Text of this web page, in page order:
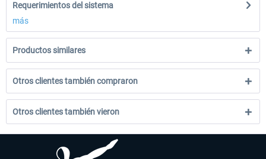
Requerimientos del sistema
más
Productos similares
Otros clientes también compraron
Otros clientes también vieron